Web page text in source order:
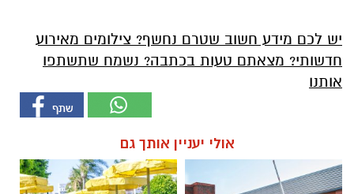
יש לכם מידע חשוב שטרם נחשף? צילומים מאירוע
חדשותי? מצאתם טעות בכתבה? נשמח שתשתפו
אותנו
אולי יעניין אותך גם